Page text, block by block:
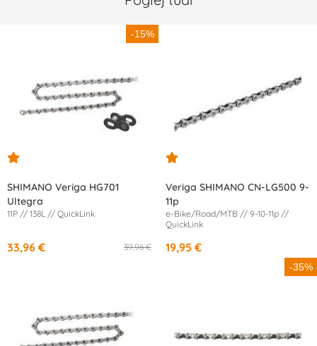
-15%
SHIMANO Veriga HG701
Ultegra
11P // 138L // QuickLink
39,96 €
33,96 €
Veriga SHIMANO CN-LG500 9-
11p
e-Bike/Road/MTB // 9-10-11p //
QuickLink
19,95 €
-35%